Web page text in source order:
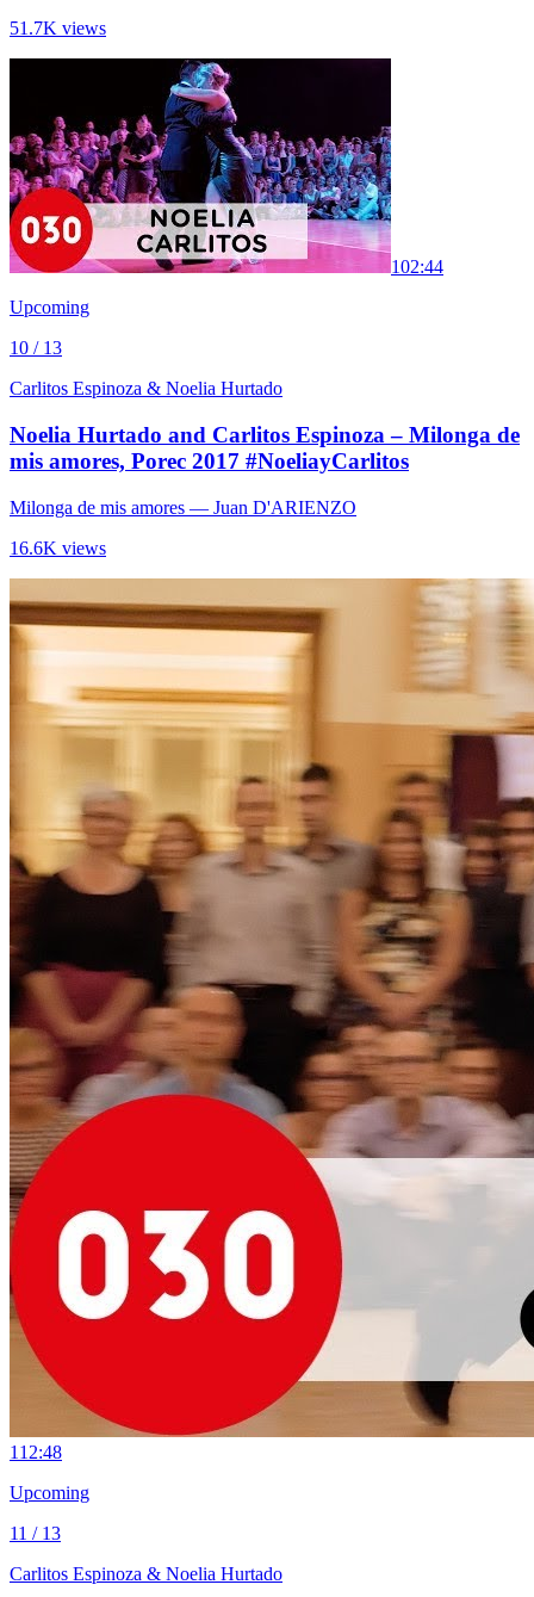
51.7K views
102:44
Upcoming
10 / 13
Carlitos Espinoza & Noelia Hurtado
Noelia Hurtado and Carlitos Espinoza – Milonga de
mis amores, Porec 2017 #NoeliayCarlitos
Milonga de mis amores — Juan D'ARIENZO
16.6K views
11 2:48
Upcoming
11 / 13
Carlitos Espinoza & Noelia Hurtado